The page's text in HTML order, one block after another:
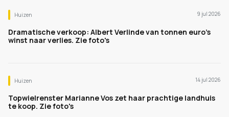
Huizen 9 jul 2026
Dramatische verkoop: Albert Verlinde van tonnen euro's
winst naar verlies. Zie foto's
Huizen 14 jul 2026
Topwielrenster Marianne Vos zet haar prachtige landhuis
te koop. Zie foto's